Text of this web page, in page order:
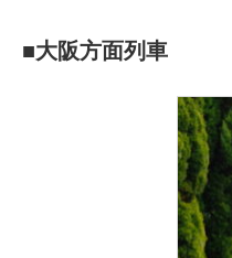
■大阪方面列車